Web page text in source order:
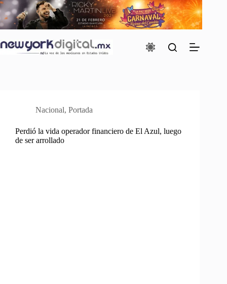
Saltar
al
contenido
Nacional, Portada
Perdió la vida operador financiero de El Azul, luego
de ser arrollado